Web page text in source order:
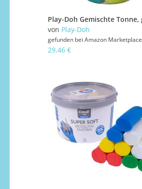
von Play-Doh
gefunden bei Amazon Marketplace
29,46 €